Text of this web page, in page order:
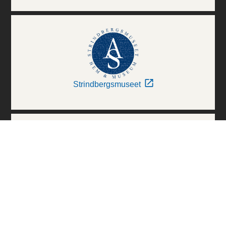
Strindbergsmuseet